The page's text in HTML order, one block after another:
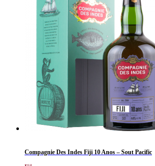
Compagnie Des Indes Fiji 10 Anos – Sout Pacific